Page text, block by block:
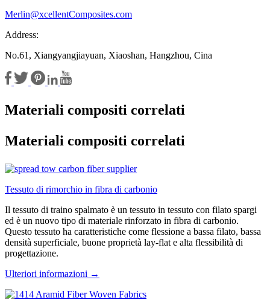
Merlin@xcellentComposites.com
Address:
No.61, Xiangyangjiayuan, Xiaoshan, Hangzhou, Cina
Materiali compositi correlati
Materiali compositi correlati
Tessuto di rimorchio in fibra di carbonio
Il tessuto di traino spalmato è un tessuto in tessuto con filato spargi
ed è un nuovo tipo di materiale rinforzato in fibra di carbonio.
Questo tessuto ha caratteristiche come flessione a bassa filato, bassa
densità superficiale, buone proprietà lay-flat e alta flessibilità di
progettazione.
Ulteriori informazioni →